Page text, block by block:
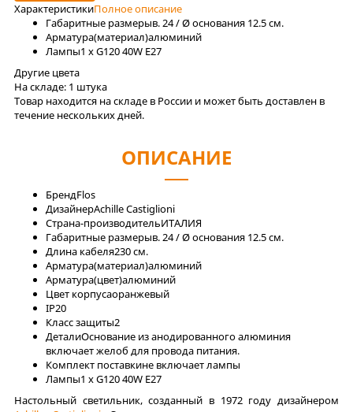
ХарактеристикиПолное описание
Габаритные размерыв. 24 / Ø основания 12.5 см.
Арматура(материал)алюминий
Лaмпы1 x G120 40W E27
Другие цвета
На складе: 1 штука
Товар находится на складе в России и может быть доставлен в
течение нескольких дней.
ОПИСАНИЕ
БрендFlos
ДизайнерAchille Castiglioni
Страна-производительИТАЛИЯ
Габаритные размерыв. 24 / Ø основания 12.5 см.
Длина кабеля230 см.
Арматура(материал)алюминий
Арматура(цвет)алюминий
Цвет корпусаоранжевый
IP20
Класс защиты2
ДеталиОснование из анодированного алюминия
включает желоб для провода питания.
Комплект поставкине включает лампы
Лaмпы1 x G120 40W E27
Настольный светильник, созданный в 1972 году дизайнером